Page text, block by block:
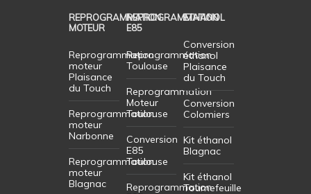
REPROGRAMMATION
MOTEUR
Reprogrammation
moteur
Plaisance
du Touch
Reprogrammation
moteur
Narbonne
Reprogrammation
moteur
Blagnac
REPROGRAMMATION
E85
Reprogrammation
Toulouse
Reprogrammation
Moteur
Toulouse
Conversion
E85
Toulouse
Reprogrammation
ETHANOL
Conversion
éthanol
Plaisance
du Touch
Conversion
Colomiers
Kit éthanol
Blagnac
Kit éthanol
Tournefeuille